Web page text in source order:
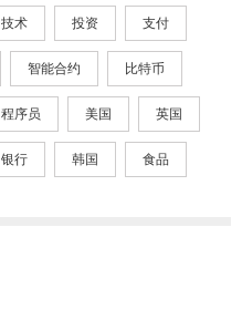
技术 投资 支付
智能合约 比特币
程序员 美国 英国
银行 韩国 食品